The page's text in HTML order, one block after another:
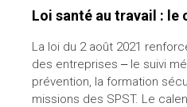
Loi santé au travail : le
La loi du 2 août 2021
des entreprises ‒ le suivi
prévention, la formation
missions des SPST. Le